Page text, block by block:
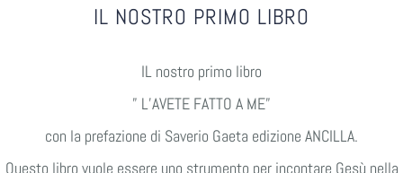
IL NOSTRO PRIMO LIBRO
IL nostro primo libro
” L’AVETE FATTO A ME”
con la prefazione di Saverio Gaeta edizione ANCILLA.
Questo libro vuole essere uno strumento per incontare Gesù nella